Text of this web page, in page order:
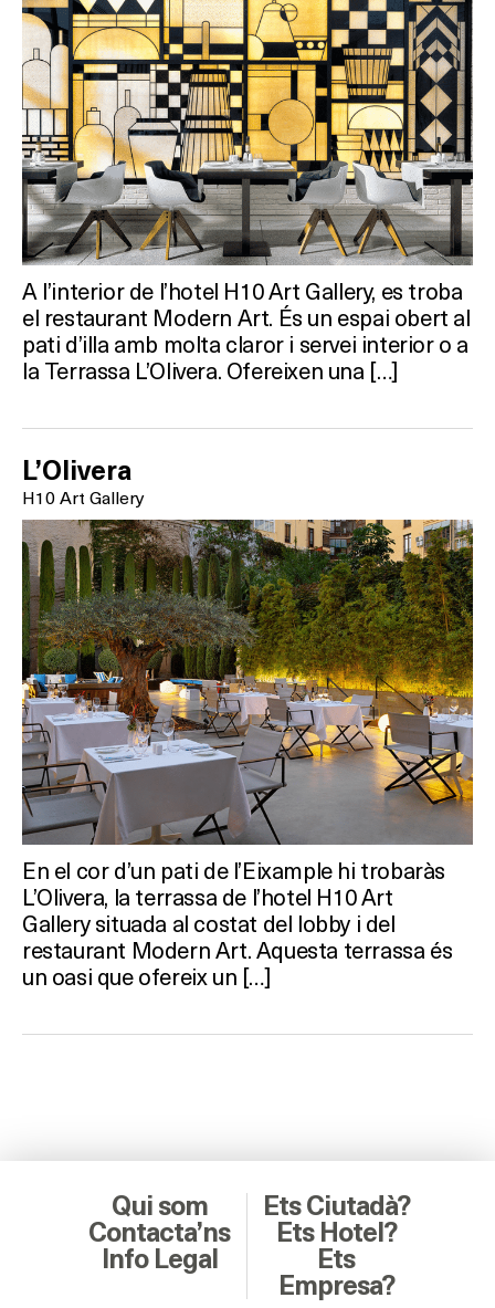
A l’interior de l’hotel H10 Art Gallery, es troba
el restaurant Modern Art. És un espai obert al
pati d’illa amb molta claror i servei interior o a
la Terrassa L’Olivera. Ofereixen una […]
L’Olivera
H10 Art Gallery
En el cor d’un pati de l’Eixample hi trobaràs
L’Olivera, la terrassa de l’hotel H10 Art
Gallery situada al costat del lobby i del
restaurant Modern Art. Aquesta terrassa és
un oasi que ofereix un […]
Qui som
Contacta’ns
Info Legal
Ets Ciutadà?
Ets Hotel?
Ets
Empresa?